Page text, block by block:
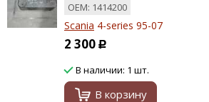
ОЕМ: 1414200
Scania 4-series 95-07
2 300 Р
В наличии: 1 шт.
В корзину